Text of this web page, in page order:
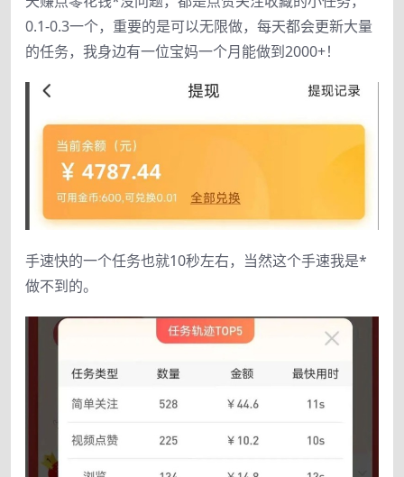
0.1-0.3一个，重要的是可以无限做，每天都会更新大量
的任务，我身边有一位宝妈一个月能做到2000+！
手速快的一个任务也就10秒左右，当然这个手速我是*
做不到的。